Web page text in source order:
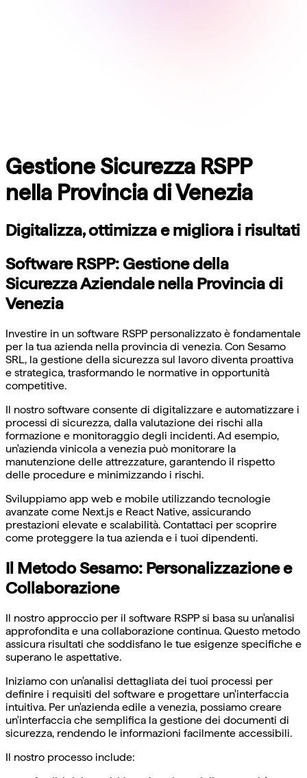
Gestione Sicurezza RSPP
nella Provincia di Venezia
Digitalizza, ottimizza e migliora i risultati
Software RSPP: Gestione della
Sicurezza Aziendale nella Provincia di
Venezia
Investire in un software RSPP personalizzato è fondamentale
per la tua azienda nella provincia di venezia. Con Sesamo
SRL, la gestione della sicurezza sul lavoro diventa proattiva
e strategica, trasformando le normative in opportunità
competitive.
Il nostro software consente di digitalizzare e automatizzare i
processi di sicurezza, dalla valutazione dei rischi alla
formazione e monitoraggio degli incidenti. Ad esempio,
un'azienda vinicola a venezia può monitorare la
manutenzione delle attrezzature, garantendo il rispetto
delle procedure e minimizzando i rischi.
Sviluppiamo app web e mobile utilizzando tecnologie
avanzate come Next.js e React Native, assicurando
prestazioni elevate e scalabilità. Contattaci per scoprire
come proteggere la tua azienda e i tuoi dipendenti.
Il Metodo Sesamo: Personalizzazione e
Collaborazione
Il nostro approccio per il software RSPP si basa su un'analisi
approfondita e una collaborazione continua. Questo metodo
assicura risultati che soddisfano le tue esigenze specifiche e
superano le aspettative.
Iniziamo con un'analisi dettagliata dei tuoi processi per
definire i requisiti del software e progettare un'interfaccia
intuitiva. Per un'azienda edile a venezia, possiamo creare
un'interfaccia che semplifica la gestione dei documenti di
sicurezza, rendendo le informazioni facilmente accessibili.
Il nostro processo include: